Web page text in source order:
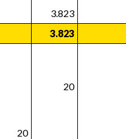
3.823
3.823
20
20